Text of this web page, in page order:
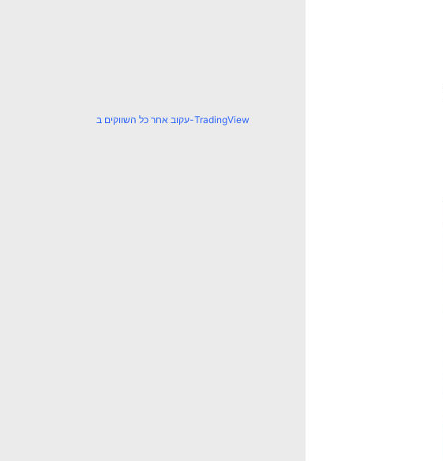
עקוב אחר כל השווקים ב-TradingView